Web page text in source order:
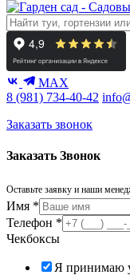
MAX
8 (981) 734-40-42
Заказать звонок
Заказать Звонок
Оставьте заявку и наши
Имя *
Телефон *
Чекбоксы
Я принимаю